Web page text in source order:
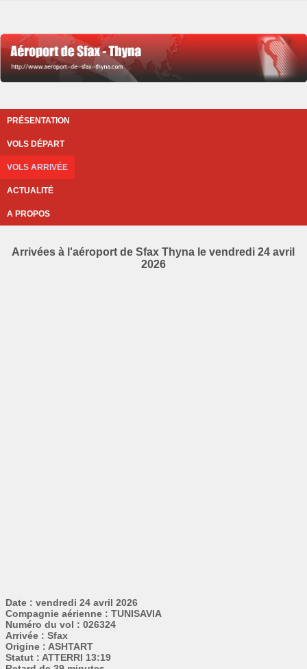
PRÉSENTATION
VOLS DÉPART
VOLS ARRIVÉE
ACTUALITÉ
A PROPOS
Arrivées à l'aéroport de Sfax Thyna le vendredi 24 avril
2026
Date : vendredi 24 avril 2026
Compagnie aérienne : TUNISAVIA
Numéro du vol : 026324
Arrivée : Sfax
Origine : ASHTART
Statut : ATTERRI 13:19